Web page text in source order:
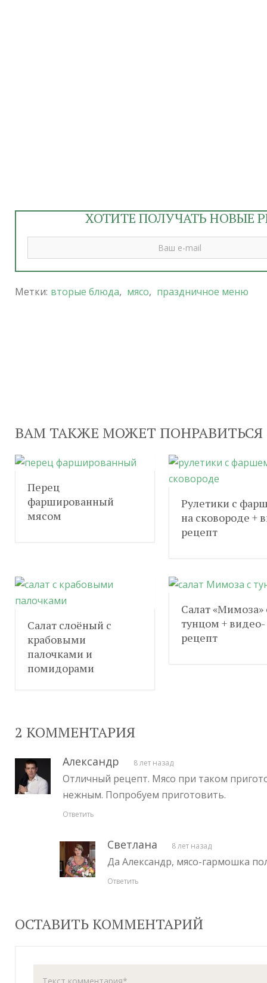
ХОТИТЕ ПОЛУЧАТЬ НОВЫЕ
Метки: вторые блюда, мясо, праздничное меню
ВАМ ТАКЖЕ МОЖЕТ ПОНРАВИТЬСЯ
Перец
фаршированный
мясом
Рулетики с
на сковороде +
рецепт
Салат слоёный с
крабовыми
палочками и
помидорами
Салат «Мимоза»
тунцом + видео-
рецепт
2 КОММЕНТАРИЯ
Александр 8 лет назад
Отличный рецепт. Мясо при таком
нежным. Попробуем приготовить.
Ответить
Светлана 8 лет назад
Да Александр, мясо-гармошка
Ответить
ОСТАВИТЬ КОММЕНТАРИЙ